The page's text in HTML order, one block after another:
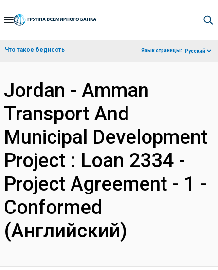
Skip
Navigation
Что такое бедность Язык страницы: Русский
Jordan - Amman
Transport And
Municipal Development
Project : Loan 2334 -
Project Agreement - 1 -
Conformed
(Английский)